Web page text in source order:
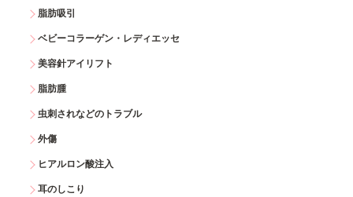
脂肪吸引
ベビーコラーゲン・レディエッセ
美容針アイリフト
脂肪腫
虫刺されなどのトラブル
外傷
ヒアルロン酸注入
耳のしこり